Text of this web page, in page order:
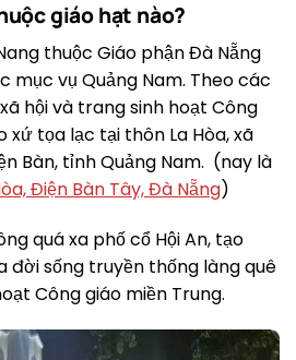
giáo hạt nào?
thuộc Giáo phận Đà Nẵng
mục vụ Quảng Nam. Theo các
hội và trang sinh hoạt Công
xứ tọa lạc tại thôn La Hòa, xã
Bàn, tỉnh Quảng Nam. (nay là
Điện Bàn Tây, Đà Nẵng)
quá xa phố cổ Hội An, tạo
đời sống truyền thống làng quê
Công giáo miền Trung.